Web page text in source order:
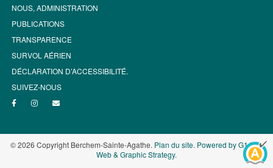
NOUS, ADMINISTRATION
PUBLICATIONS
TRANSPARENCE
SURVOL AÉRIEN
DÉCLARATION D’ACCESSIBILITÉ.
SUIVEZ-NOUS
© 2026 Copyright Berchem-Sainte-Agathe. Plan du site. Powered by G1.be -
Web & Graphic Strategy.